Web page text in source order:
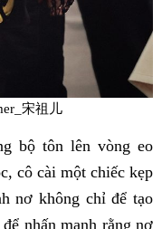
宋祖儿
bộ tôn lên vòng eo
cô cài một chiếc kẹp
nơ không chỉ để tạo
nhấn mạnh rằng nơ